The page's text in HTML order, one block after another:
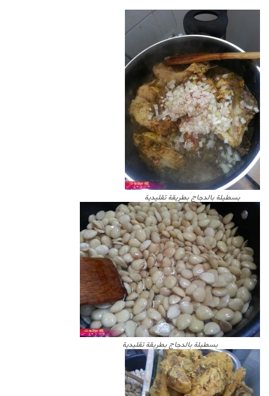
بسطيلة بالدجاج بطريقة تقليدية
بسطيلة بالدجاج بطريقة تقليدية